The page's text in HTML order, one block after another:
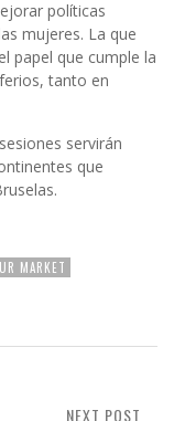
políticas
mujeres. La que
papel que cumple la
tanto en
servirán
que
MARKET
NEXT POST